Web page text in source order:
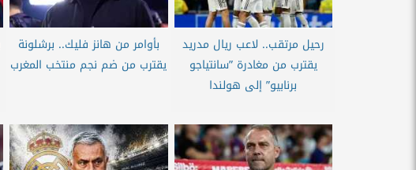
رحيل مرتقب.. لاعب ريال مدريد
يقترب من مغادرة ”سانتياجو
برنابيو” إلى هولندا
بأوامر من هانز فليك.. برشلونة
يقترب من ضم نجم منتخب المغرب